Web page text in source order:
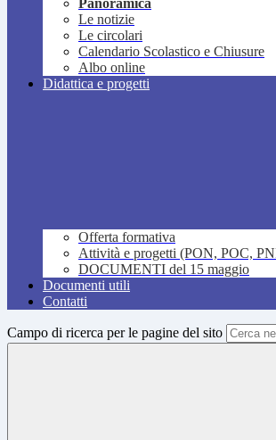
Panoramica
Le notizie
Le circolari
Calendario Scolastico e Chiusure
Albo online
Didattica e progetti
Offerta formativa
Attività e progetti (PON, POC,
DOCUMENTI del 15 maggio
Documenti utili
Contatti
Campo di ricerca per le pagine del sito